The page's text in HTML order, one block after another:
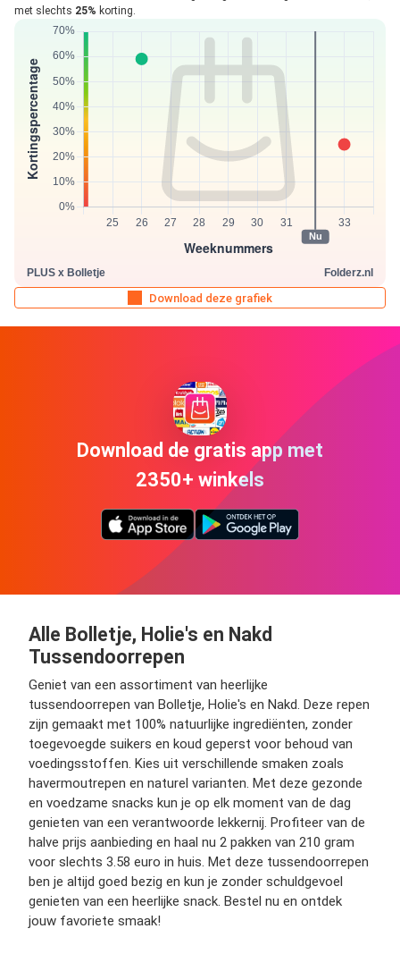
met slechts 25% korting.
Download deze grafiek
Download de gratis app met
2350+ winkels
Alle Bolletje, Holie's en Nakd
Tussendoorrepen
Geniet van een assortiment van heerlijke
tussendoorrepen van Bolletje, Holie's en Nakd. Deze repen
zijn gemaakt met 100% natuurlijke ingrediënten, zonder
toegevoegde suikers en koud geperst voor behoud van
voedingsstoffen. Kies uit verschillende smaken zoals
havermoutrepen en naturel varianten. Met deze gezonde
en voedzame snacks kun je op elk moment van de dag
genieten van een verantwoorde lekkernij. Profiteer van de
halve prijs aanbieding en haal nu 2 pakken van 210 gram
voor slechts 3.58 euro in huis. Met deze tussendoorrepen
ben je altijd goed bezig en kun je zonder schuldgevoel
genieten van een heerlijke snack. Bestel nu en ontdek
jouw favoriete smaak!